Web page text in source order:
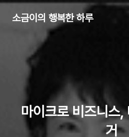
소금이의 행복한 하루
마이크로 비즈니스,
거